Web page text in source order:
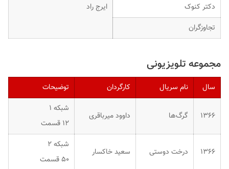
ایرج راد
دکتر کنوک
تجاوزگران
مجموعه تلویزیونی
سال نام سریال کارگردان توضیحات
۱۳۶۶ گرگ‌ها داوود میرباقری
شبکه ۱
۱۲ قسمت
۱۳۶۶ درخت دوستی سعید خاکسار
شبکه ۲
۵۰ قسمت